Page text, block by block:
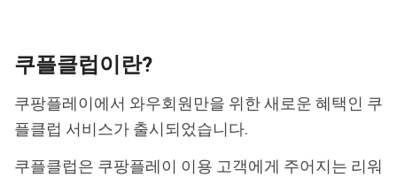
쿠플클럽이란?
쿠팡플레이에서 와우회원만을 위한 새로운 혜택인 쿠
플클럽 서비스가 출시되었습니다.
쿠플클럽은 쿠팡플레이 이용 고객에게 주어지는 리워